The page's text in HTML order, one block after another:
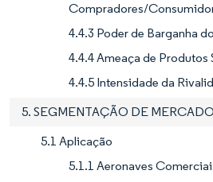
Compradores/
4.4.3 Poder de Barganha
4.4.4 Ameaça de Produtos
4.4.5 Intensidade da
5. SEGMENTAÇÃO DE MERCADO
5.1 Aplicação
5.1.1 Aeronaves